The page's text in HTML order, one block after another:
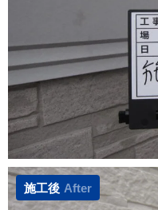
施工後 After